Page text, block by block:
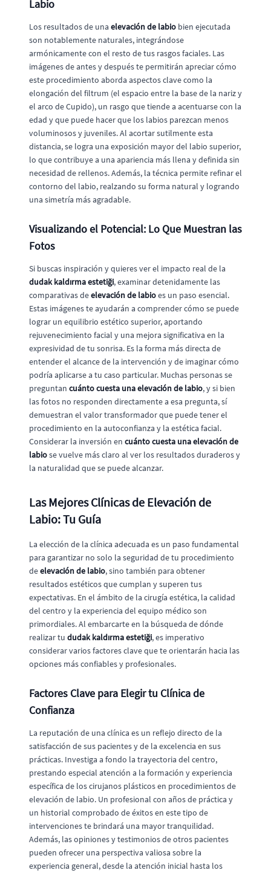
Labio
Los resultados de una elevación de labio bien ejecutada
son notablemente naturales, integrándose
armónicamente con el resto de tus rasgos faciales. Las
imágenes de antes y después te permitirán apreciar cómo
este procedimiento aborda aspectos clave como la
elongación del filtrum (el espacio entre la base de la nariz y
el arco de Cupido), un rasgo que tiende a acentuarse con la
edad y que puede hacer que los labios parezcan menos
voluminosos y juveniles. Al acortar sutilmente esta
distancia, se logra una exposición mayor del labio superior,
lo que contribuye a una apariencia más llena y definida sin
necesidad de rellenos. Además, la técnica permite refinar el
contorno del labio, realzando su forma natural y logrando
una simetría más agradable.
Visualizando el Potencial: Lo Que Muestran las
Fotos
Si buscas inspiración y quieres ver el impacto real de la
dudak kaldırma estetiği, examinar detenidamente las
comparativas deelevación de labioes un paso esencial.
Estas imágenes te ayudarán a comprender cómo se puede
lograr un equilibrio estético superior, aportando
rejuvenecimiento facial y una mejora significativa en la
expresividad de tu sonrisa. Es la forma más directa de
entender el alcance de la intervención y de imaginar cómo
podría aplicarse a tu caso particular. Muchas personas se
preguntan cuánto cuesta una elevación de labio, y si bien
las fotos no responden directamente a esa pregunta, sí
demuestran el valor transformador que puede tener el
procedimiento en la autoconfianza y la estética facial.
Considerar la inversión en cuánto cuesta una elevación de
labiose vuelve más claro al ver los resultados duraderos y
la naturalidad que se puede alcanzar.
Las Mejores Clínicas de Elevación de
Labio: Tu Guía
La elección de la clínica adecuada es un paso fundamental
para garantizar no solo la seguridad de tu procedimiento
deelevación de labio, sino también para obtener
resultados estéticos que cumplan y superen tus
expectativas. En el ámbito de la cirugía estética, la calidad
del centro y la experiencia del equipo médico son
primordiales. Al embarcarte en la búsqueda de dónde
realizar tu dudak kaldırma estetiği, es imperativo
considerar varios factores clave que te orientarán hacia las
opciones más confiables y profesionales.
Factores Clave para Elegir tu Clínica de
Confianza
La reputación de una clínica es un reflejo directo de la
satisfacción de sus pacientes y de la excelencia en sus
prácticas. Investiga a fondo la trayectoria del centro,
prestando especial atención a la formación y experiencia
específica de los cirujanos plásticos en procedimientos de
elevación de labio. Un profesional con años de práctica y
un historial comprobado de éxitos en este tipo de
intervenciones te brindará una mayor tranquilidad.
Además, las opiniones y testimonios de otros pacientes
pueden ofrecer una perspectiva valiosa sobre la
experiencia general, desde la atención inicial hasta los